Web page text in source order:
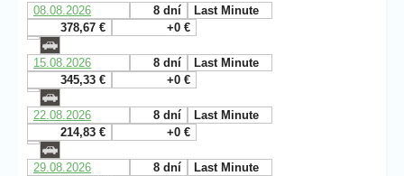
08.08.2026 8 dní
Last Minute
378,67 €
+0 €
15.08.2026 8 dní
Last Minute
345,33 €
+0 €
22.08.2026 8 dní
Last Minute
214,83 €
+0 €
29.08.2026 8 dní
Last Minute